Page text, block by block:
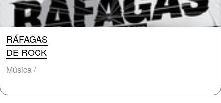
RÁFAGAS
DE ROCK
Música /